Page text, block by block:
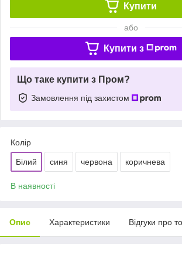
Купити
або
Купити з
Що таке купити з Пром?
Замовлення під захистом
Колір
Білий синя червона коричнева
В наявності
Опис Характеристики Відгуки про